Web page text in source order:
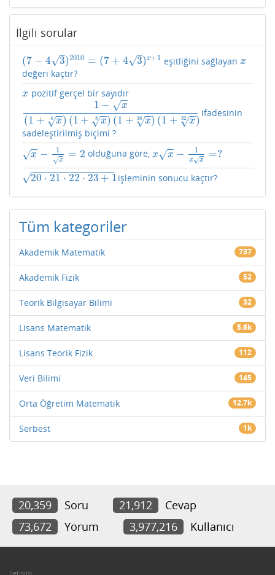
İlgili sorular
(7 − 4 3
–
√ )2010 = (7 + 4 3
–
√ )x+1
(7− 43 )2010=(7+4 3) +1 eşitliğini sağlayanx
x
değeri kaçtır?
x
x pozitif gerçel bir sayıdır
1 − x
−
−
√
(1 + x
−
−
√
4 ) (1 + x
−
−
√
8 ) (1 + x
−
−
√
16 ) (1 + x
−
−
√
32 )
1−x(1+x4)(1+x8)(1+x16)(1+x32)
ifadesinin
sadeleştirilmiş biçimi ?
x
−
−
√ − 1
x
√ = 2
x−1 =2 olduğuna göre,x x
−
−
√ − 1
x x
√ =?
xx−1x x=
20 ⋅ 21 ⋅ 22 ⋅ 23 + 1
− −
−−−−−−−−−−−−
√
20⋅21 ⋅ 22⋅23 +1 işleminin sonucu kaçtır?
Tüm kategoriler
Akademik Matematik 737
Akademik Fizik 52
Teorik Bilgisayar Bilimi 32
Lisans Matematik 5.6k
Lisans Teorik Fizik 112
Veri Bilimi 145
Orta Öğretim Matematik 12.7k
Serbest 1k
20,359 Soru 21,912
Cevap
73,672
Yorum 3,977,216 Kullanıcı
İletişim